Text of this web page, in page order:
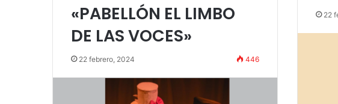
«PABELLÓN EL LIMBO
DE LAS VOCES»
22 febrero, 2024 446
22
«Por el placer de volver a